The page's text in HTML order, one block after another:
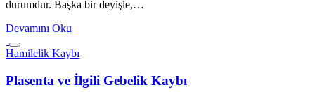
durumdur. Başka bir deyişle,…
Devamını Oku
Hamilelik Kaybı
Plasenta ve İlgili Gebelik Kaybı